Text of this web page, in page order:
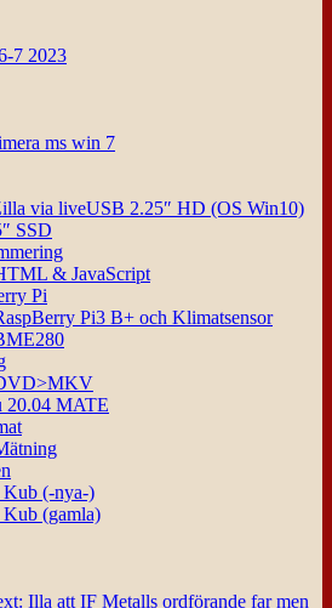
7 2023
ms win 7
via liveUSB 2.25″ HD (OS Win10)
SSD
& JavaScript
Pi
Pi3 B+ och Klimatsensor
20.04 MATE
(-nya-)
(gamla)
Illa att IF Metalls ordförande far men